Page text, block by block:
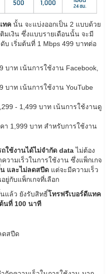
ทค นั้น จะแบ่งออกเป็น 2 แบบด้วย
มเงิน ซึ่งแบบรายเดือนนั้น จะมี
บ เริ่มต้นที่ 1 Mbps 499 บาทต่อ
บาท เน้นการใช้งาน Facebook,
บาท เน้นการใช้งาน YouTube
- 1,499 บาท เน้นการใช้งานดู
า 1,999 บาท สำหรับการใช้งาน
ถใช้งานได้ไม่จำกัด dataไม่ต้อง
วามเร็วในการใช้งาน ซึ่งแพ็กเกจ
และไม่ลดสปีด แต่จะมีความเร็ว
ยู่กับแพ็กเกจที่เลือก
แล้ว ยังรับสิทธิ์โทรฟรีเบอร์ดีแทค
นที่ 100 นาที
ดสปีด